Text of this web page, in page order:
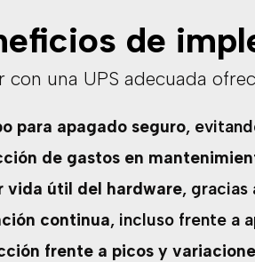
de
con una UPS adecuada
para apagado seguro,
de gastos en
vida útil del hardware, gracias
continua, incluso frente a
frente a picos y